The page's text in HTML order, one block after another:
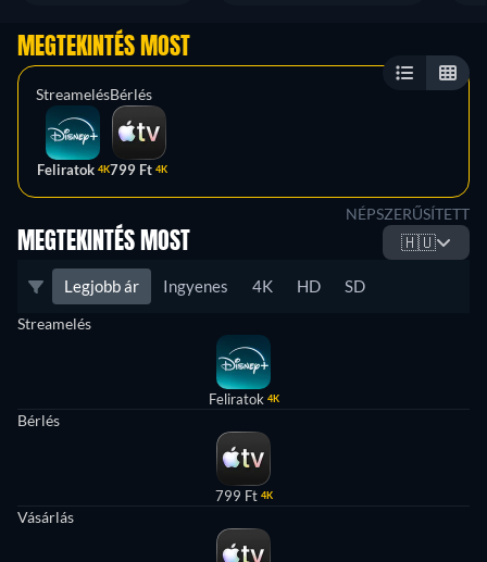
MEGTEKINTÉS MOST
Streamelés
Feliratok 4K
Bérlés
799 Ft 4K
NÉPSZERŰSÍTETT
MEGTEKINTÉS MOST 🇭🇺
Legjobb ár Ingyenes 4K HD SD
Streamelés
Feliratok 4K
Bérlés
799 Ft 4K
Vásárlás